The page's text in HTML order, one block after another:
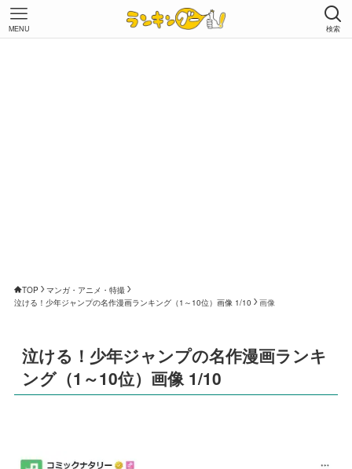
検索
MENU
TOP
マンガ・アニメ・特撮
泣ける！少年ジャンプの名作漫画ランキング（1～10位）画像 1/10
画像
泣ける！少年ジャンプの名作漫画ランキ
ング（1～10位）画像 1/10